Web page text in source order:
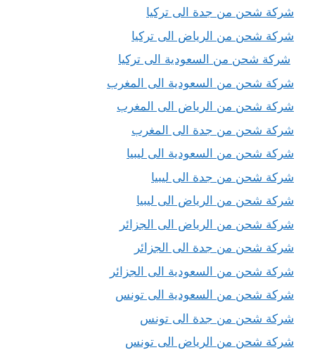
شركة شحن من جدة الى تركيا
شركة شحن من الرياض الى تركيا
شركة شحن من السعودية الى تركيا
شركة شحن من السعودية الى المغرب
شركة شحن من الرياض الى المغرب
شركة شحن من جدة الى المغرب
شركة شحن من السعودية الى ليبيا
شركة شحن من جدة الى ليبيا
شركة شحن من الرياض الى ليبيا
شركة شحن من الرياض الى الجزائر
شركة شحن من جدة الى الجزائر
شركة شحن من السعودية الى الجزائر
شركة شحن من السعودية الى تونس
شركة شحن من جدة الى تونس
شركة شحن من الرياض الى تونس